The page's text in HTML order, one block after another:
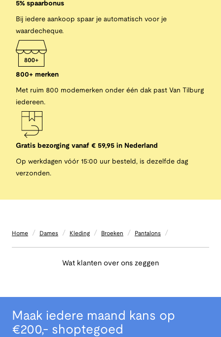
5% spaarbonus
Bij iedere aankoop spaar je automatisch voor je
waardecheque.
800+ merken
Met ruim 800 modemerken onder één dak past Van Tilburg
iedereen.
Gratis bezorging vanaf € 59,95 in Nederland
Op werkdagen vóór 15:00 uur besteld, is dezelfde dag
verzonden.
Home / Dames / Kleding / Broeken / Pantalons /
Wat klanten over ons zeggen
Maak iedere maand kans op
€200,- shoptegoed